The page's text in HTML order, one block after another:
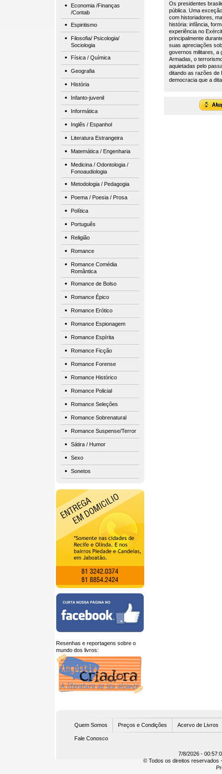
Economia /Finanças
/Contab
Espiritismo
Filosofia/ Psicologia/
Sociologia
Física / Química
Geografia
História
Infanto-juvenil
Informática
Inglês / Espanhol
Literatura Estrangeira
Matemática / Engenharia
Medicina / Odontologia /
Fonoaudiologia
Metodologia / Pedagogia
Poema / Poesia / Prosa
Política
Português
Religião
Romance
Romance Comédia
Romântica
Romance de Bolso
Romance Épico
Romance Erótico
Romance Espionagem
Romance Espírita
Romance Ficção
Romance Forense
Romance Histórico
Romance Policial
Romance Seleções
Romance Sobrenatural
Romance Suspense/Terror
Sátira / Humor
Sexo
Sonetos
Resenhas e reportagens sobre o
mundo dos livros:
Os presidentes
pública. Uma
com historiadores,
história: infância,
experiência no
principalmente
suas apreciações
governos militares, a
Armadas, o
aquietadas pelo
ditando as razões de
democracia que a
Quem Somos Preços e Condições Acervo de Livros
Fale Conosco
7/8/2026 -
© Todos os direitos reservados